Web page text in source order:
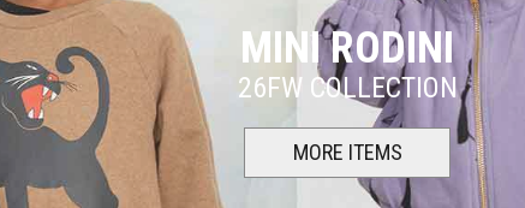
MINI RODINI
26FW COLLECTION
MORE ITEMS